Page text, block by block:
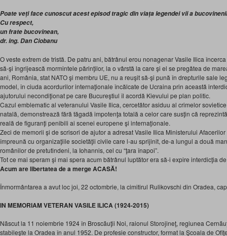
Poate veți face cunoscut acest episod tragic din viața legendei vii a
Cu respect,
un frate bucovinean,
dr. ing. Dan Ciobanu
O veste extrem de tristă. De patru ani, bătrânul erou nonagenar Vasile Ilica
să-şi îngrijească mormintele părinţilor, la o vârstă la care şi el se pregătea de
ani, România, stat NATO şi membru UE, nu a reuşit să-şi pună în drepturile sale
model, în ciuda acordurilor internaţionale încălcate de Ucraina prin această
ajutorului necondiţionat pe care Bucureştiul îl acordă Kievului pe plan politic.
Cazul emblematic al veteranului Vasile Ilica, cercetător asiduu al crimelor
natală, demonstrează fără tăgadă impotenţa totală a celor care susţin că
reală de figuranţi penibili ai scenei europene şi internaţionale.
Zeci de memorii şi de scrisori de ajutor a adresat Vasile Ilica Ministerului
împreună cu organizaţiile societăţii civile care l-au sprijinit, de-a lungul a două
românilor de pretutindeni, la Iohannis, cel cu “ţara înapoi”.
Tot ce mai speram şi mai spera acum bătrânul luptător era să-i expire interdicţia
Acum are libertatea de a merge ACASĂ!
Înmormântarea a avut loc joi, 22 octombrie, la cimitirul Rulikovschi din Oradea,
IN MEMORIAM VETERAN VASILE ILICA (1924-2015)
Nãscut la 11 noiembrie 1924 în Broscãuţii Noi, raionul Storojineţ, regiunea
stabileşte la Oradea în anul 1952. De profesie constructor, format la Şcoala de